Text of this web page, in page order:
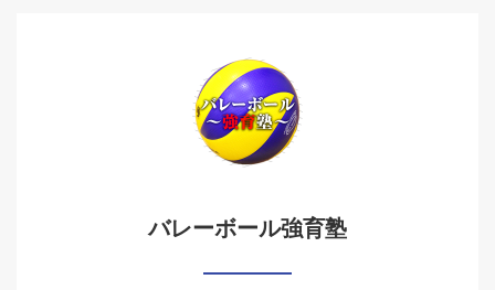
バレーボール強育塾